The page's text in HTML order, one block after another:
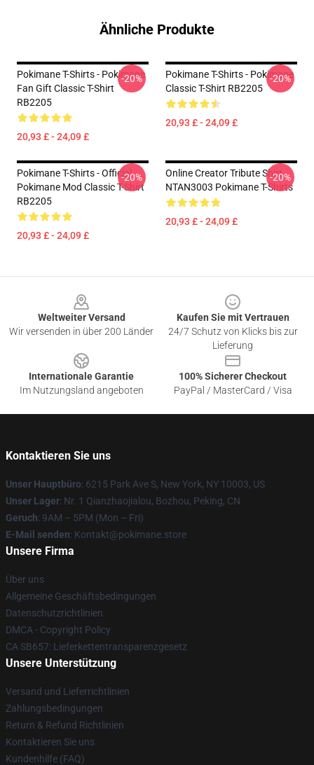
Ähnliche Produkte
Pokimane T-Shirts - Pokimane
Fan Gift Classic T-Shirt
RB2205
20,93 £ - 24,09 £
-20%
Pokimane T-Shirts - Pokimane
Classic T-Shirt RB2205
20,93 £ - 24,09 £
-20%
Pokimane T-Shirts - Official
Pokimane Mod Classic T-Shirt
RB2205
20,93 £ - 24,09 £
-20%
Online Creator Tribute Shirt
NTAN3003 Pokimane T-Shirts
20,93 £ - 24,09 £
-20%
Weltweiter Versand
Wir versenden in über 200 Länder
Kaufen Sie mit Vertrauen
24/7 Schutz von Klicks bis zur
Lieferung
Internationale Garantie
Im Nutzungsland angeboten
100% Sicherer Checkout
PayPal / MasterCard / Visa
Kontaktieren Sie uns
Unser Hauptbüro: 6215 Park Ave S, New York, NY 10003, US
Unser Lager: Nr. 1 Qianzhaojialou, Bozhou, Peking, CN
Geruch: 9AM – 5PM (Mon – Fri)
E-Mail senden: Kontakt@pokimane.store
Unsere Firma
Über uns
Allgemeine Geschäftsbedingungen
Datenschutzrichtlinien
DMCA - Copyright Policy
CA SB657: Lieferkettentransparenzgesetz
Unsere Unterstützung
Versand und Lieferrichtlinien
Zahlungsbedingungen
Return & Refund Richtlinien
Kontaktieren Sie uns
Kundenhilfe (FAQ)